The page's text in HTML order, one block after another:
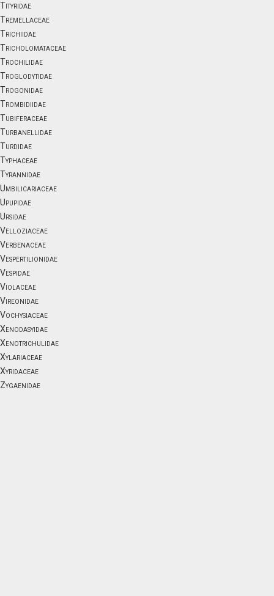
Tityridae
Tremellaceae
Trichiidae
Tricholomataceae
Trochilidae
Troglodytidae
Trogonidae
Trombidiidae
Tubiferaceae
Turbanellidae
Turdidae
Typhaceae
Tyrannidae
Umbilicariaceae
Upupidae
Ursidae
Velloziaceae
Verbenaceae
Vespertilionidae
Vespidae
Violaceae
Vireonidae
Vochysiaceae
Xenodasyidae
Xenotrichulidae
Xylariaceae
Xyridaceae
Zygaenidae